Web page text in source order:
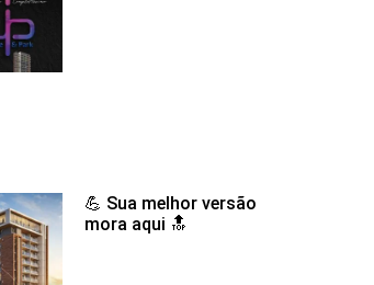
💪 Sua melhor versão
mora aqui 🔝